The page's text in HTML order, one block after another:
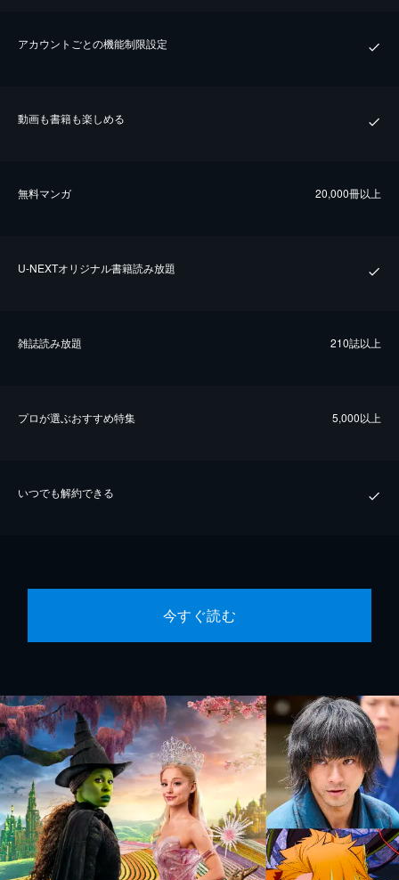
アカウントごとの機能制限設定
動画も書籍も楽しめる
無料マンガ 20,000冊以上
U-NEXTオリジナル書籍読み放題
雑誌読み放題 210誌以上
プロが選ぶおすすめ特集 5,000以上
いつでも解約できる
今すぐ読む